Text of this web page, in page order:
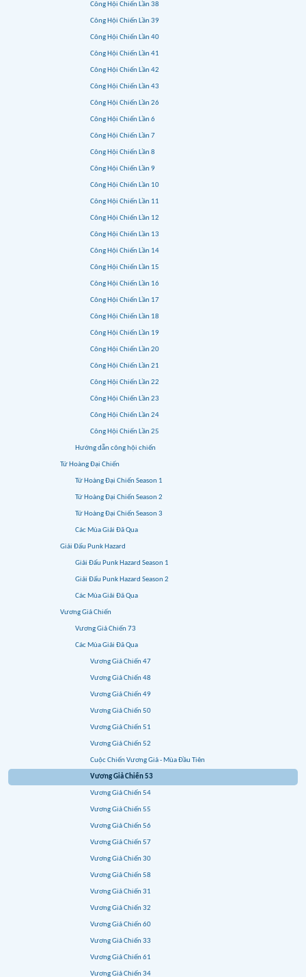
Công Hội Chiến Lần 38
Công Hội Chiến Lần 39
Công Hội Chiến Lần 40
Công Hội Chiến Lần 41
Công Hội Chiến Lần 42
Công Hội Chiến Lần 43
Công Hội Chiến Lần 26
Công Hội Chiến Lần 6
Công Hội Chiến Lần 7
Công Hội Chiến Lần 8
Công Hội Chiến Lần 9
Công Hội Chiến Lần 10
Công Hội Chiến Lần 11
Công Hội Chiến Lần 12
Công Hội Chiến Lần 13
Công Hội Chiến Lần 14
Công Hội Chiến Lần 15
Công Hội Chiến Lần 16
Công Hội Chiến Lần 17
Công Hội Chiến Lần 18
Công Hội Chiến Lần 19
Công Hội Chiến Lần 20
Công Hội Chiến Lần 21
Công Hội Chiến Lần 22
Công Hội Chiến Lần 23
Công Hội Chiến Lần 24
Công Hội Chiến Lần 25
Hướng dẫn công hội chiến
Tứ Hoàng Đại Chiến
Tứ Hoàng Đại Chiến Season 1
Tứ Hoàng Đại Chiến Season 2
Tứ Hoàng Đại Chiến Season 3
Các Mùa Giải Đã Qua
Giải Đấu Punk Hazard
Giải Đấu Punk Hazard Season 1
Giải Đấu Punk Hazard Season 2
Các Mùa Giải Đã Qua
Vương Giả Chiến
Vương Giả Chiến 73
Các Mùa Giải Đã Qua
Vương Giả Chiến 47
Vương Giả Chiến 48
Vương Giả Chiến 49
Vương Giả Chiến 50
Vương Giả Chiến 51
Vương Giả Chiến 52
Cuộc Chiến Vương Giả - Mùa Đầu Tiên
Vương Giả Chiến 53
Vương Giả Chiến 54
Vương Giả Chiến 55
Vương Giả Chiến 56
Vương Giả Chiến 57
Vương Giả Chiến 30
Vương Giả Chiến 58
Vương Giả Chiến 31
Vương Giả Chiến 32
Vương Giả Chiến 60
Vương Giả Chiến 33
Vương Giả Chiến 61
Vương Giả Chiến 34